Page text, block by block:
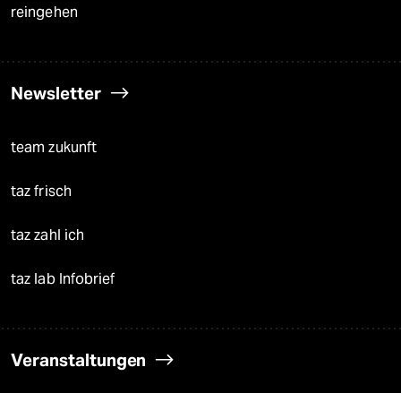
reingehen
Newsletter
team zukunft
taz frisch
taz zahl ich
taz lab Infobrief
Veranstaltungen